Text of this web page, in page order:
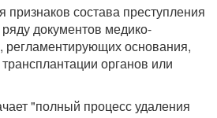
состава преступления
документов медико-
регламентирующих основания,
органов или
"полный процесс удаления